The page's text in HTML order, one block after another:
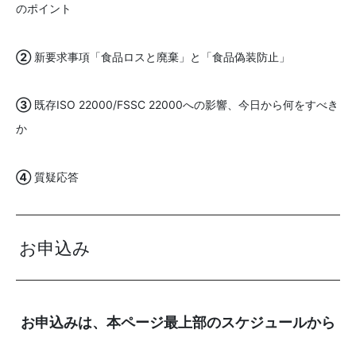
のポイント
②新要求事項「食品ロスと廃棄」と「食品偽装防止」
③既存ISO 22000/FSSC 22000への影響、今日から何をすべき
か
④質疑応答
お申込み
お申込みは、本ページ最上部のスケジュールから